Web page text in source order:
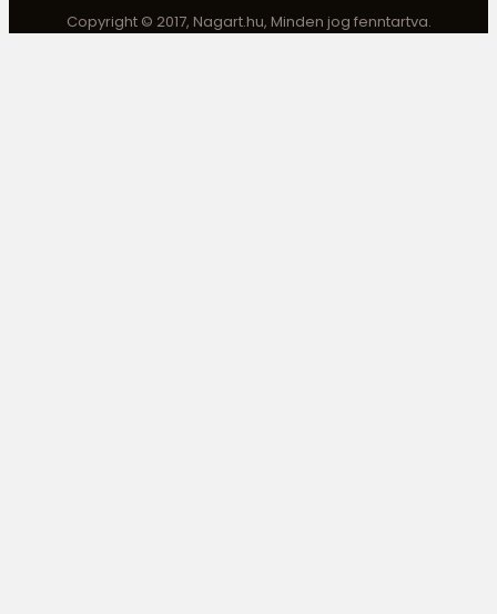
Copyright © 2017, Nagart.hu, Minden jog fenntartva.